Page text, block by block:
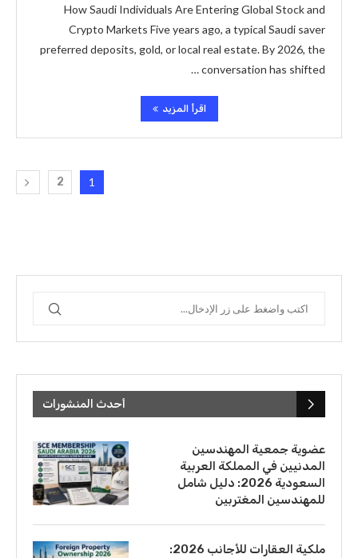
How Saudi Individuals Are Entering Global Stock and
Crypto Markets Five years ago, a typical Saudi saver
preferred deposits, gold, or local real estate. By 2026, the
conversation has shifted …
اقرأ المزيد
1
2
أحدث المنشورات
عضوية جمعية المهندسين
المدنيين في المملكة العربية
السعودية 2026: دليل شامل
للمهندسين المغتربين
ملكية العقارات للأجانب 2026: